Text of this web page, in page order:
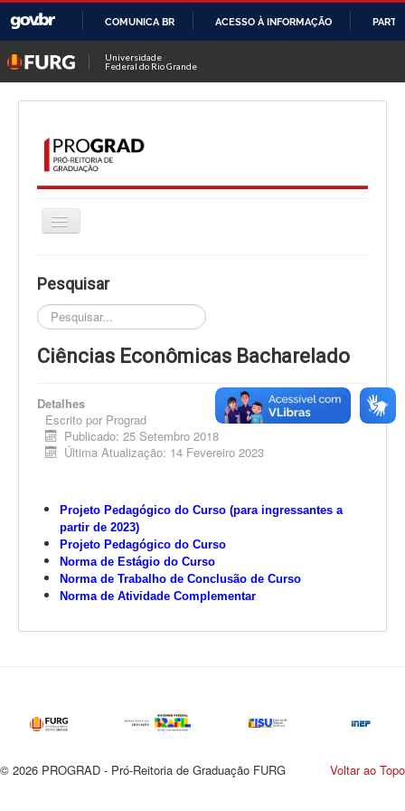
O
CONTEÚDO
COMUNICA BR ACESSO À INFORMAÇÃO
Universidade
Federal do Rio Grande
Alternar
A PROGRAD
CURSOS
INGRESSO
EDITAIS
ESTUDANTES
DOCENTE
Você está aqui: Início PPC's
Ciências Econômicas Bacharelado
Pesquisar
Pesquisar...
Ciências Econômicas Bacharelado
Detalhes
Escrito por Prograd
Publicado: 25 Setembro 2018
Última Atualização: 14 Fevereiro 2023
Projeto Pedagógico do Curso (para ingressantes a
partir de 2023)
Projeto Pedagógico do Curso
Norma de Estágio do Curso
Norma de Trabalho de Conclusão de Curso
Norma de Atividade Complementar
Voltar ao Topo
© 2026 PROGRAD - Pró-Reitoria de Graduação FURG